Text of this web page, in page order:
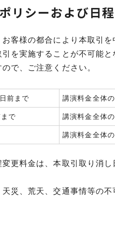
リシーおよび日
客様の都合により本取引
を実施することが不可能
で、ご注意ください。
前まで 講演料金全体
で 講演料金全体
講演料金全体
更料金は、本取引取り消
災、荒天、交通事情等の